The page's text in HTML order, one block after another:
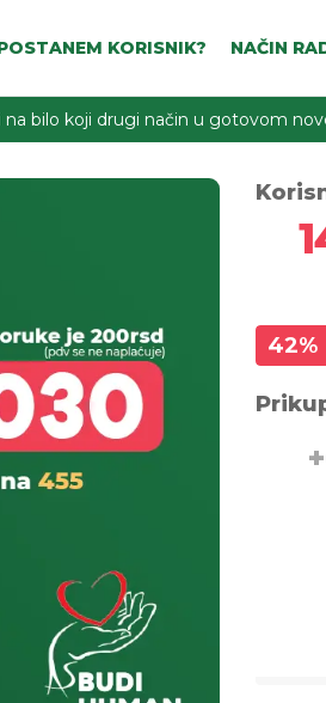
KORISNIK? NAČIN
bilo koji drugi način u gotovom
42%
+